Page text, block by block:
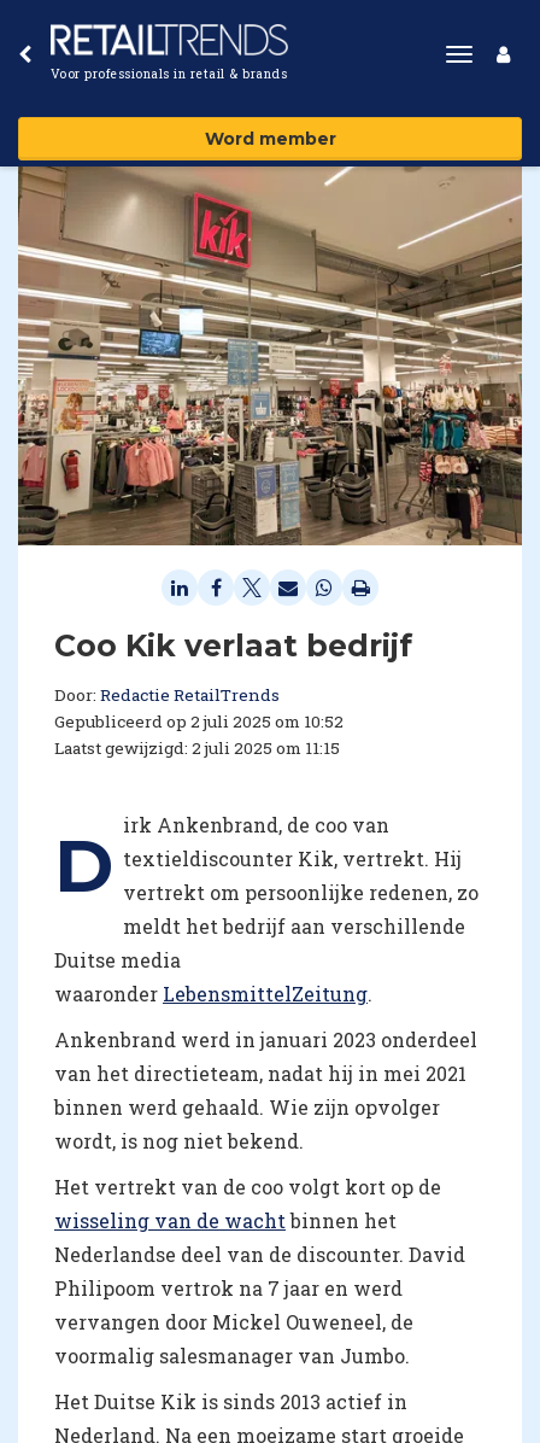
Voor professionals in retail & brands
Toggle
Word member
Coo Kik verlaat bedrijf
Door: Redactie RetailTrends
Gepubliceerd op 2 juli 2025 om 10:52
Laatst gewijzigd: 2 juli 2025 om 11:15
D irk Ankenbrand, de coo van
textieldiscounter Kik, vertrekt. Hij
vertrekt om persoonlijke redenen, zo
meldt het bedrijf aan verschillende
Duitse media
waaronder LebensmittelZeitung.
Ankenbrand werd in januari 2023 onderdeel
van het directieteam, nadat hij in mei 2021
binnen werd gehaald. Wie zijn opvolger
wordt, is nog niet bekend.
Het vertrekt van de coo volgt kort op de
wisseling van de wachtbinnen het
Nederlandse deel van de discounter. David
Philipoom vertrok na 7 jaar en werd
vervangen door Mickel Ouweneel, de
voormalig salesmanager van Jumbo.
Het Duitse Kik is sinds 2013 actief in
Nederland. Na een moeizame start groeide